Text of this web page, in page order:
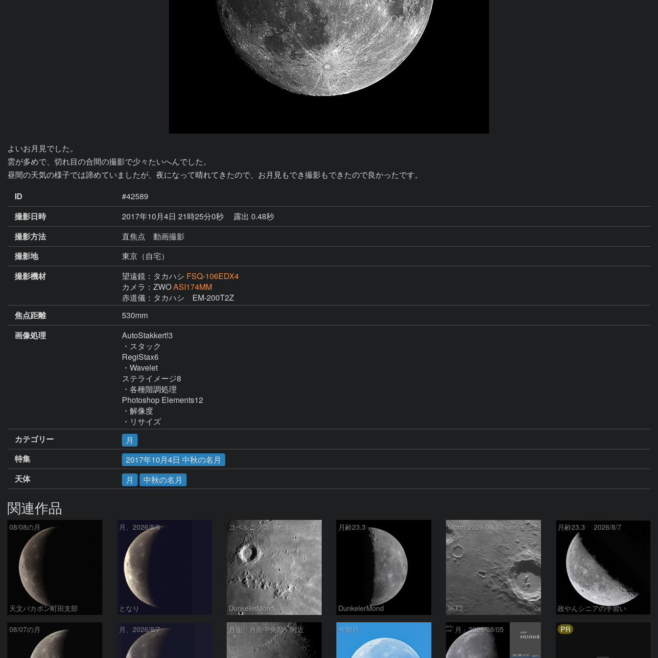
よいお月見でした。
雲が多めで、切れ目の合間の撮影で少々たいへんでした。
昼間の天気の様子では諦めていましたが、夜になって晴れてきたので、お月見もでき撮影もできたので良かったです。
ID
#42589
撮影日時
2017年10月4日 21時25分0秒
露出 0.48秒
撮影方法
直焦点 動画撮影
撮影地
東京（自宅）
撮影機材
望遠鏡：タカハシ FSQ-106EDX4
カメラ：ZWOASI174MM
赤道儀：タカハシ　EM-200T2Z
焦点距離
530mm
画像処理
AutoStakkert!3
・スタック
RegiStax6
・Wavelet
ステライメージ8
・各種階調処理
Photoshop Elements12
・解像度
・リサイズ
カテゴリー
月
特集
2017年10月4日 中秋の名月
天体
月 中秋の名月
関連作品
08/08の月
天文バカボン町田支部
月、2026/8/8
となり
コペルニクス、カルパチア山脈付近
DunkelerMond
月齢23.3
DunkelerMond
Moon 2026-08-07
IKT2
月齢23.3 2026/8/7
政やんシニアの手習い
08/07の月 月、2026/8/7 月面「月面中央部」附近 今朝月 「月」2026/08/05 PR